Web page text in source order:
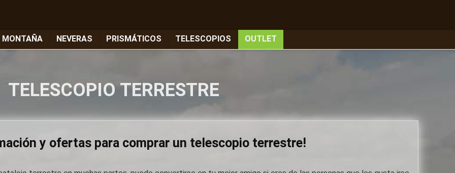
MONTAÑA NEVERAS PRISMÁTICOS TELESCOPIOS OUTLET
TELESCOPIO TERRESTRE
y ofertas para comprar un telescopio terrestre!